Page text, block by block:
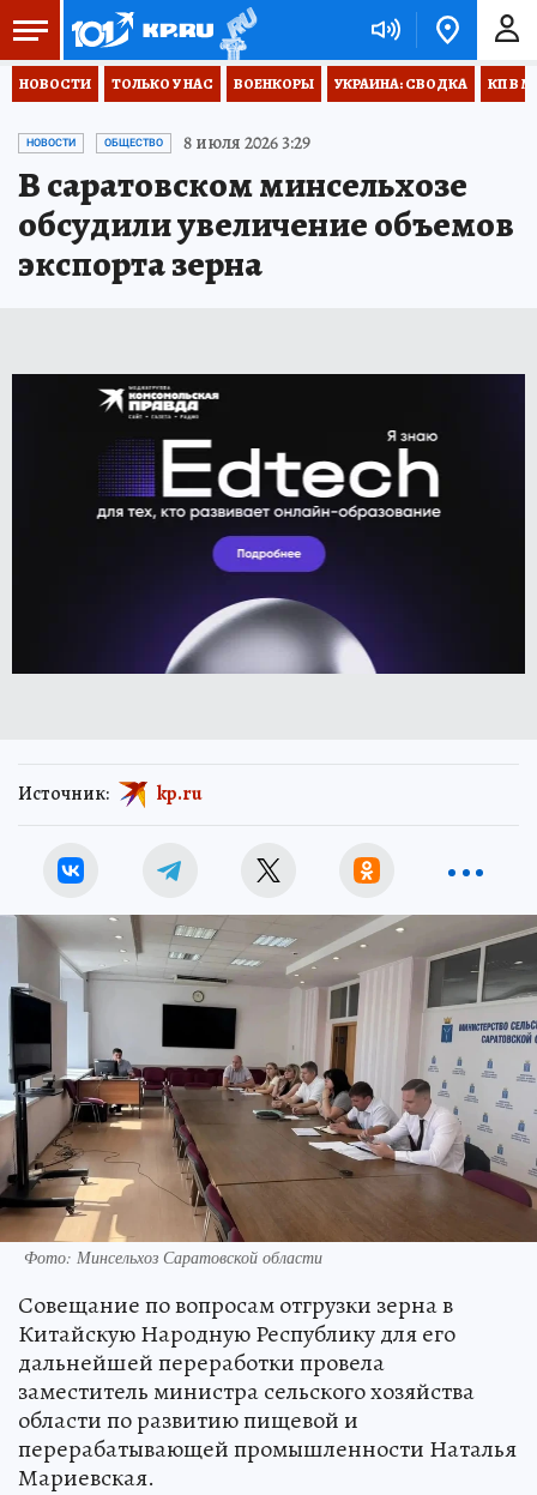
НОВОСТИ ТОЛЬКО У НАС ВОЕНКОРЫ УКРАИНА: СВОДКА КП В
НОВОСТИ ОБЩЕСТВО 8 июля 2026 3:29
В саратовском минсельхозе
обсудили увеличение объемов
экспорта зерна
Источник: kp.ru
Фото: Минсельхоз Саратовской области
Совещание по вопросам отгрузки зерна в
Китайскую Народную Республику для его
дальнейшей переработки провела
заместитель министра сельского хозяйства
области по развитию пищевой и
перерабатывающей промышленности Наталья
Мариевская.